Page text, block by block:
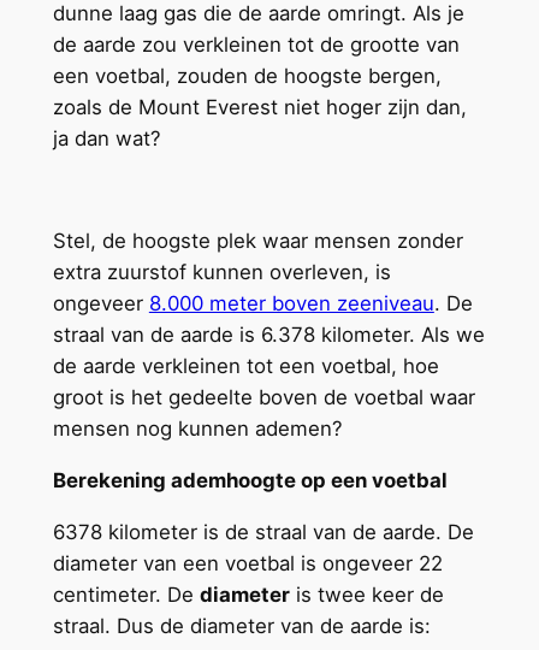
dunne laag gas die de aarde omringt. Als je
de aarde zou verkleinen tot de grootte van
een voetbal, zouden de hoogste bergen,
zoals de Mount Everest niet hoger zijn dan,
ja dan wat?
Stel, de hoogste plek waar mensen zonder
extra zuurstof kunnen overleven, is
ongeveer 8.000 meter boven zeeniveau. De
straal van de aarde is 6.378 kilometer. Als we
de aarde verkleinen tot een voetbal, hoe
groot is het gedeelte boven de voetbal waar
mensen nog kunnen ademen?
Berekening ademhoogte op een voetbal
6378 kilometer is de straal van de aarde. De
diameter van een voetbal is ongeveer 22
centimeter. De diameteris twee keer de
straal. Dus de diameter van de aarde is: